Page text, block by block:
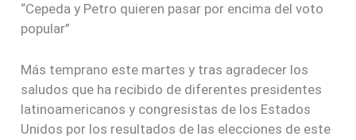
“Cepeda y Petro quieren pasar por encima del voto
popular”
Más temprano este martes y tras agradecer los
saludos que ha recibido de diferentes presidentes
latinoamericanos y congresistas de los Estados
Unidos por los resultados de las elecciones de este